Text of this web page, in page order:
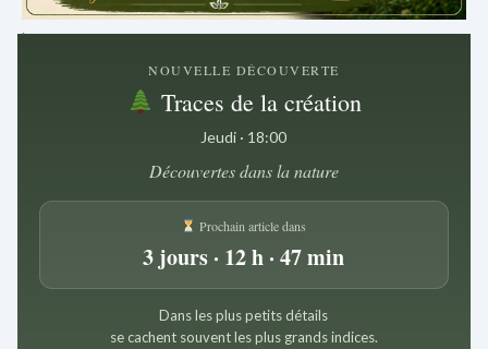
.
NOUVELLE DÉCOUVERTE
Traces de la création
Jeudi · 18:00
Découvertes dans la nature
Prochain article dans
3 jours · 12 h · 47 min
Dans les plus petits détails
se cachent souvent les plus grands indices.